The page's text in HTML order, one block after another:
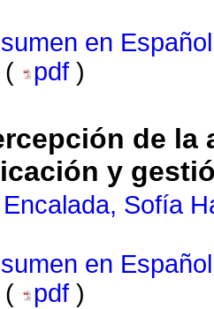
en Español
(
pdf )
de la
y
Sofía
en Español
(
pdf )